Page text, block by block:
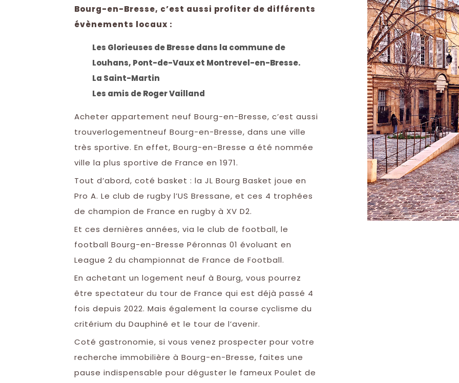
Bourg-en-Bresse, c’est aussi profiter de différents
évènements locaux :
Les Glorieuses de Bresse dans la commune de
Louhans, Pont-de-Vaux et Montrevel-en-Bresse.
La Saint-Martin
Les amis de Roger Vailland
Acheter appartement neuf Bourg-en-Bresse, c’est aussi
trouverlogementneuf Bourg-en-Bresse, dans une ville
très sportive. En effet, Bourg-en-Bresse a été nommée
ville la plus sportive de France en 1971.
Tout d’abord, coté basket : la JL Bourg Basket joue en
Pro A. Le club de rugby l’US Bressane, et ces 4 trophées
de champion de France en rugby à XV D2.
Et ces dernières années, via le club de football, le
football Bourg-en-Bresse Péronnas 01 évoluant en
League 2 du championnat de France de Football.
En achetant un logement neuf à Bourg, vous pourrez
être spectateur du tour de France qui est déjà passé 4
fois depuis 2022. Mais également la course cyclisme du
critérium du Dauphiné et le tour de l’avenir.
Coté gastronomie, si vous venez prospecter pour votre
recherche immobilière à Bourg-en-Bresse, faites une
pause indispensable pour déguster le fameux Poulet de